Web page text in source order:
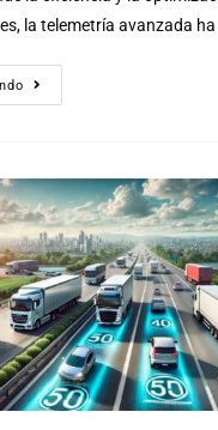
la telemetría avanzada